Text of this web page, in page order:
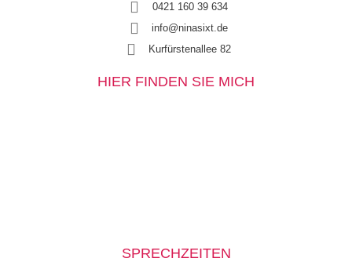
0421 160 39 634
info@ninasixt.de
Kurfürstenallee 82
HIER FINDEN SIE MICH
SPRECHZEITEN